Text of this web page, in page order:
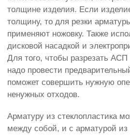
толщине изделия. Если
толщину, то для резки
применяют ножовку. Также
дисковой насадкой и
Для того, чтобы разрезать АСП
надо провести
поможет совершить нужную
ненужных отходов.
Арматуру из стеклопластика
между собой, и с арматурой из